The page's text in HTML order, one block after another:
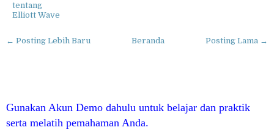
tentang
Elliott Wave
← Posting Lebih Baru Posting Lama →
Beranda
Gunakan Akun Demo dahulu untuk belajar dan praktik
serta melatih pemahaman Anda.